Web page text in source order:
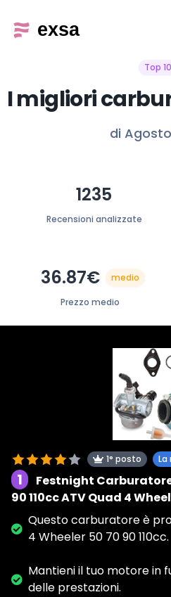
Top 10
I migliori
di
1235
Recensioni analizzate
36.87€ medio
Prezzo medio
1° posto
1
Festnight Carburatore
90 110cc ATV Quad 4
Questo carburatore è
4 Wheeler 50 70 90 110cc.
Mantieni il tuo motore in
delle prestazioni.